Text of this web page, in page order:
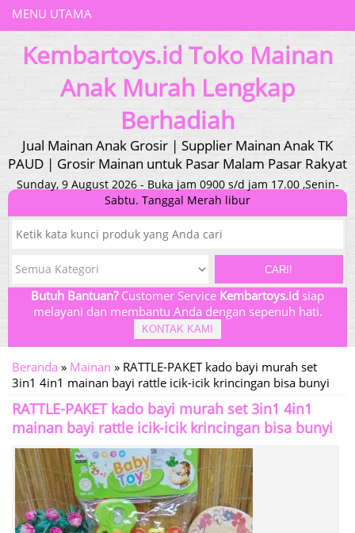
MENU UTAMA
Kembartoys.id Toko Mainan
Anak Murah Lengkap
Berhadiah
Jual Mainan Anak Grosir | Supplier Mainan Anak TK
PAUD | Grosir Mainan untuk Pasar Malam Pasar Rakyat
Sunday, 9 August 2026 - Buka jam 0900 s/d jam 17.00 ,Senin-
Sabtu. Tanggal Merah libur
CARI!
Butuh Bantuan?Customer Service Kembartoys.id siap
melayani dan membantu Anda dengan sepenuh hati.
KONTAK KAMI
Beranda » Mainan » RATTLE-PAKET kado bayi murah set
3in1 4in1 mainan bayi rattle icik-icik krincingan bisa bunyi
RATTLE-PAKET kado bayi murah set 3in1 4in1
mainan bayi rattle icik-icik krincingan bisa bunyi